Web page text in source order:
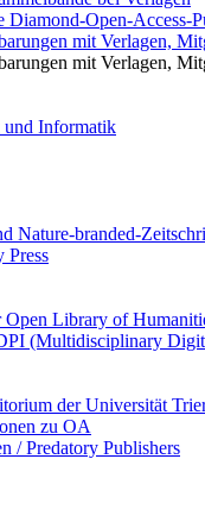
Diamond-Open-Access-
mit Verlagen,
mit Verlagen,
Informatik
Nature-branded-
Press
Open Library of
(Multidisciplinary
der Universität
zu OA
/ Predatory Publishers